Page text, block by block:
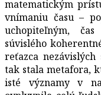
matematickým
vnímaniu času –
uchopiteľným,
súvislého
reťazca
tak stala metafora,
isté významy v